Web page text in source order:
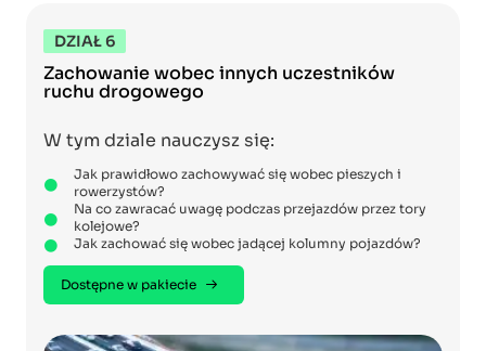
DZIAŁ 6
Zachowanie wobec innych uczestników
ruchu drogowego
W tym dziale nauczysz się:
Jak prawidłowo zachowywać się wobec pieszych i
rowerzystów?
Na co zawracać uwagę podczas przejazdów przez tory
kolejowe?
Jak zachować się wobec jadącej kolumny pojazdów?
Dostępne w pakiecie